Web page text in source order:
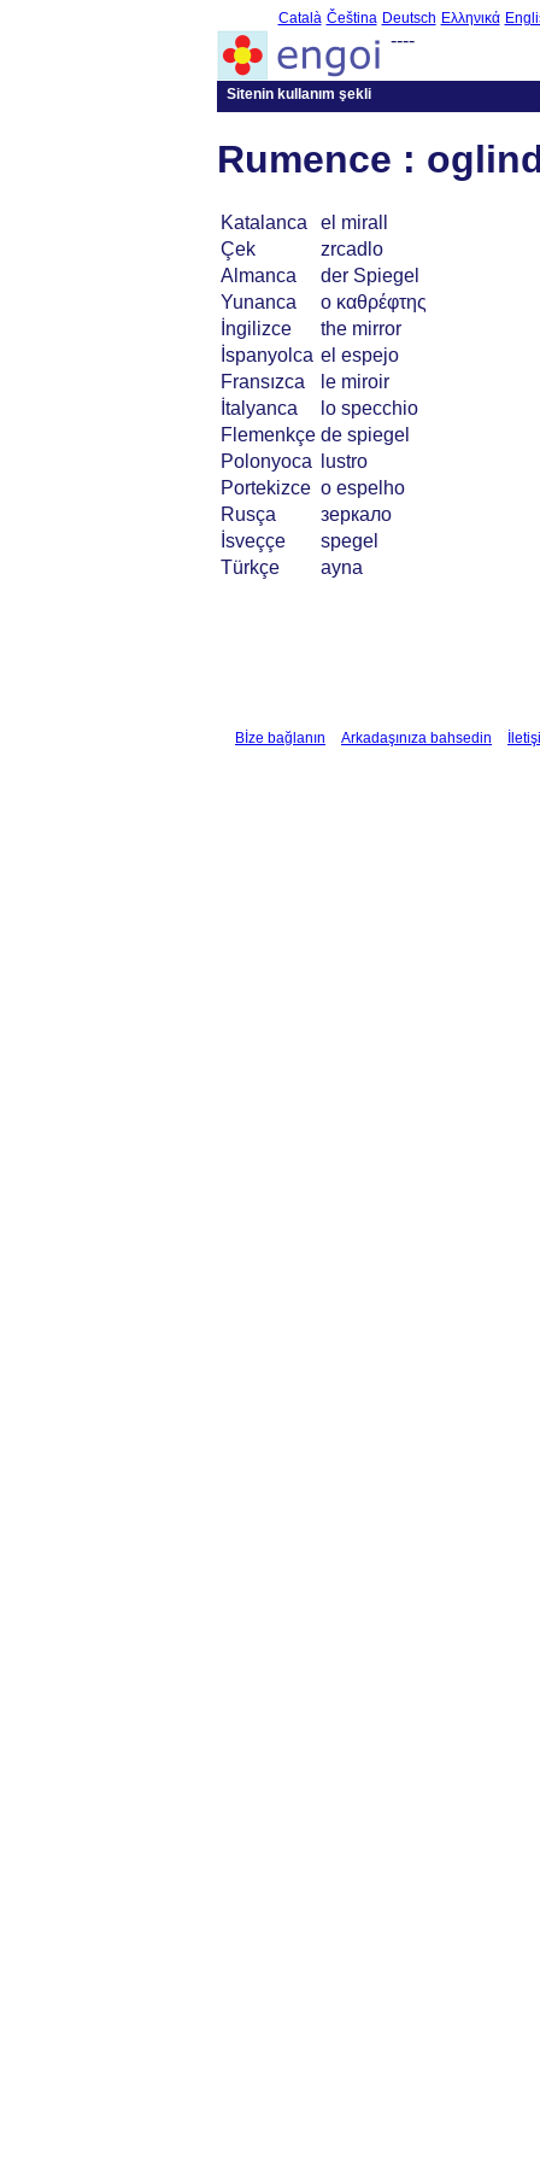
Català Čeština Deutsch Ελληνικά
----
Sitenin kullanım şekli
Rumence :
Katalanca
el mirall
Çek
zrcadlo
Almanca
der Spiegel
Yunanca
ο καθρέφτης
İngilizce
the mirror
İspanyolca el espejo
Fransızca
le miroir
İtalyanca
lo specchio
Flemenkçe de spiegel
Polonyoca
lustro
Portekizce o espelho
Rusça
зеркало
İsveççe
spegel
Türkçe
ayna
Bİze bağlanın Arkadaşınıza bahsedin